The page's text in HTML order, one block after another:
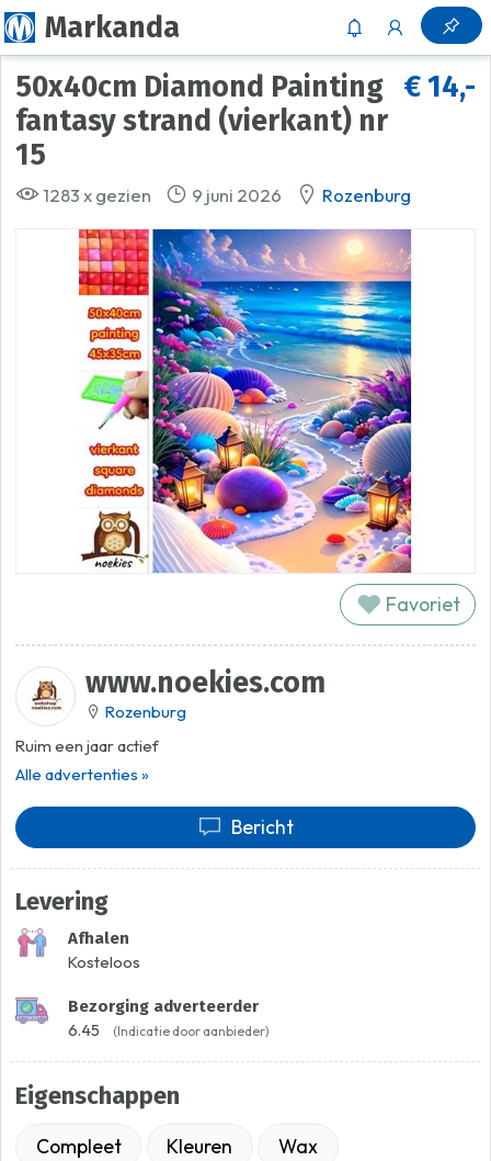
Markanda
€ 14,-
50x40cm Diamond Painting
fantasy strand (vierkant) nr
15
1283 x gezien 9 juni 2026 Rozenburg
Favoriet
www.noekies.com
Rozenburg
Ruim een jaar actief
Alle advertenties »
Bericht
Levering
Afhalen
Kosteloos
Bezorging adverteerder
6.45 (Indicatie door aanbieder)
Eigenschappen
Compleet Kleuren Wax